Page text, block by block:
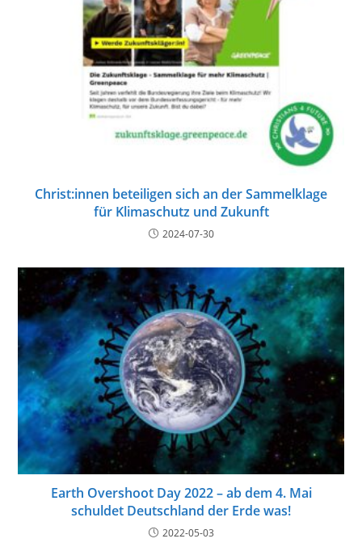
Christ:innen beteiligen sich an der Sammelklage
für Klimaschutz und Zukunft
2024-07-30
Earth Overshoot Day 2022 – ab dem 4. Mai
schuldet Deutschland der Erde was!
2022-05-03